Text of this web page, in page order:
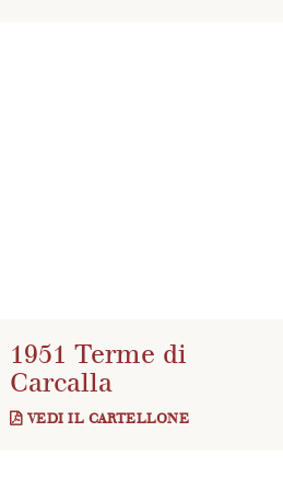
1951 Terme di
Carcalla
VEDI IL CARTELLONE